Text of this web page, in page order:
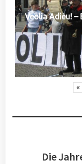
Veolia Adieu! –
«
Die